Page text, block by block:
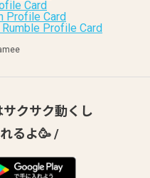
Card
Profile Card
Profile Card
クサク動くし
るよ🥳 /